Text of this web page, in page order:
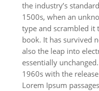
the industry’s
1500s, when an
type and scrambled it
book. It has survived
also the leap into
essentially
1960s with the
Lorem Ipsum